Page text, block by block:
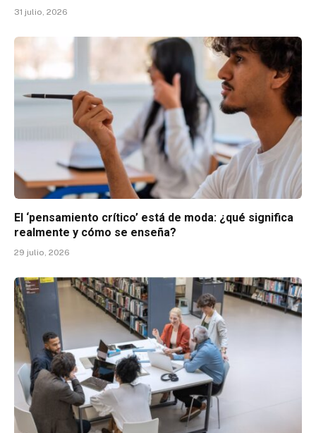
31 julio, 2026
El ‘pensamiento crítico’ está de moda: ¿qué significa
realmente y cómo se enseña?
29 julio, 2026